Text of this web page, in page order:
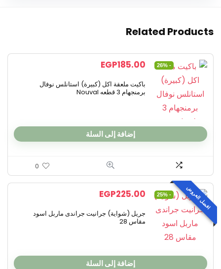
Related Products
- 26%
EGP185.00
باكيت ملعقة اكل (كبيرة) استانلس نوفال
برمنجهام 3 قطعه Nouval
إضافة إلى السلة
0
افضل العروض - 25%
EGP225.00
جريل (شواية) جرانيت جراندى ماربل اسود
مقاس 28
إضافة إلى السلة